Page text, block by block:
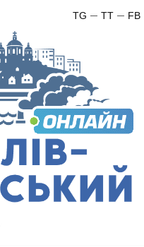
FB
TT
TG